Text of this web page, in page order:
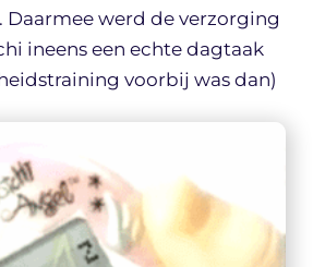
werd de verzorging
ineens een echte dagtaak
voorbij was dan)